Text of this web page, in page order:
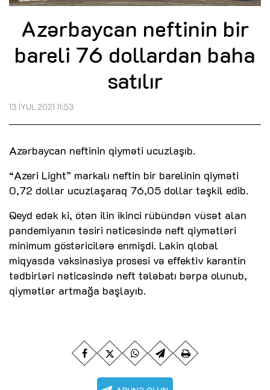
Azərbaycan neftinin bir
bareli 76 dollardan baha
satılır
13 İYUL 2021 11:53
Azərbaycan neftinin qiyməti ucuzlaşıb.
“Azeri Light” markalı neftin bir barelinin qiyməti
0,72 dollar ucuzlaşaraq 76,05 dollar təşkil edib.
Qeyd edək ki, ötən ilin ikinci rübündən vüsət alan
pandemiyanın təsiri nəticəsində neft qiymətləri
minimum göstəricilərə enmişdi. Lakin qlobal
miqyasda vaksinasiya prosesi və effektiv karantin
tədbirləri nəticəsində neft tələbatı bərpa olunub,
qiymətlər artmağa başlayıb.